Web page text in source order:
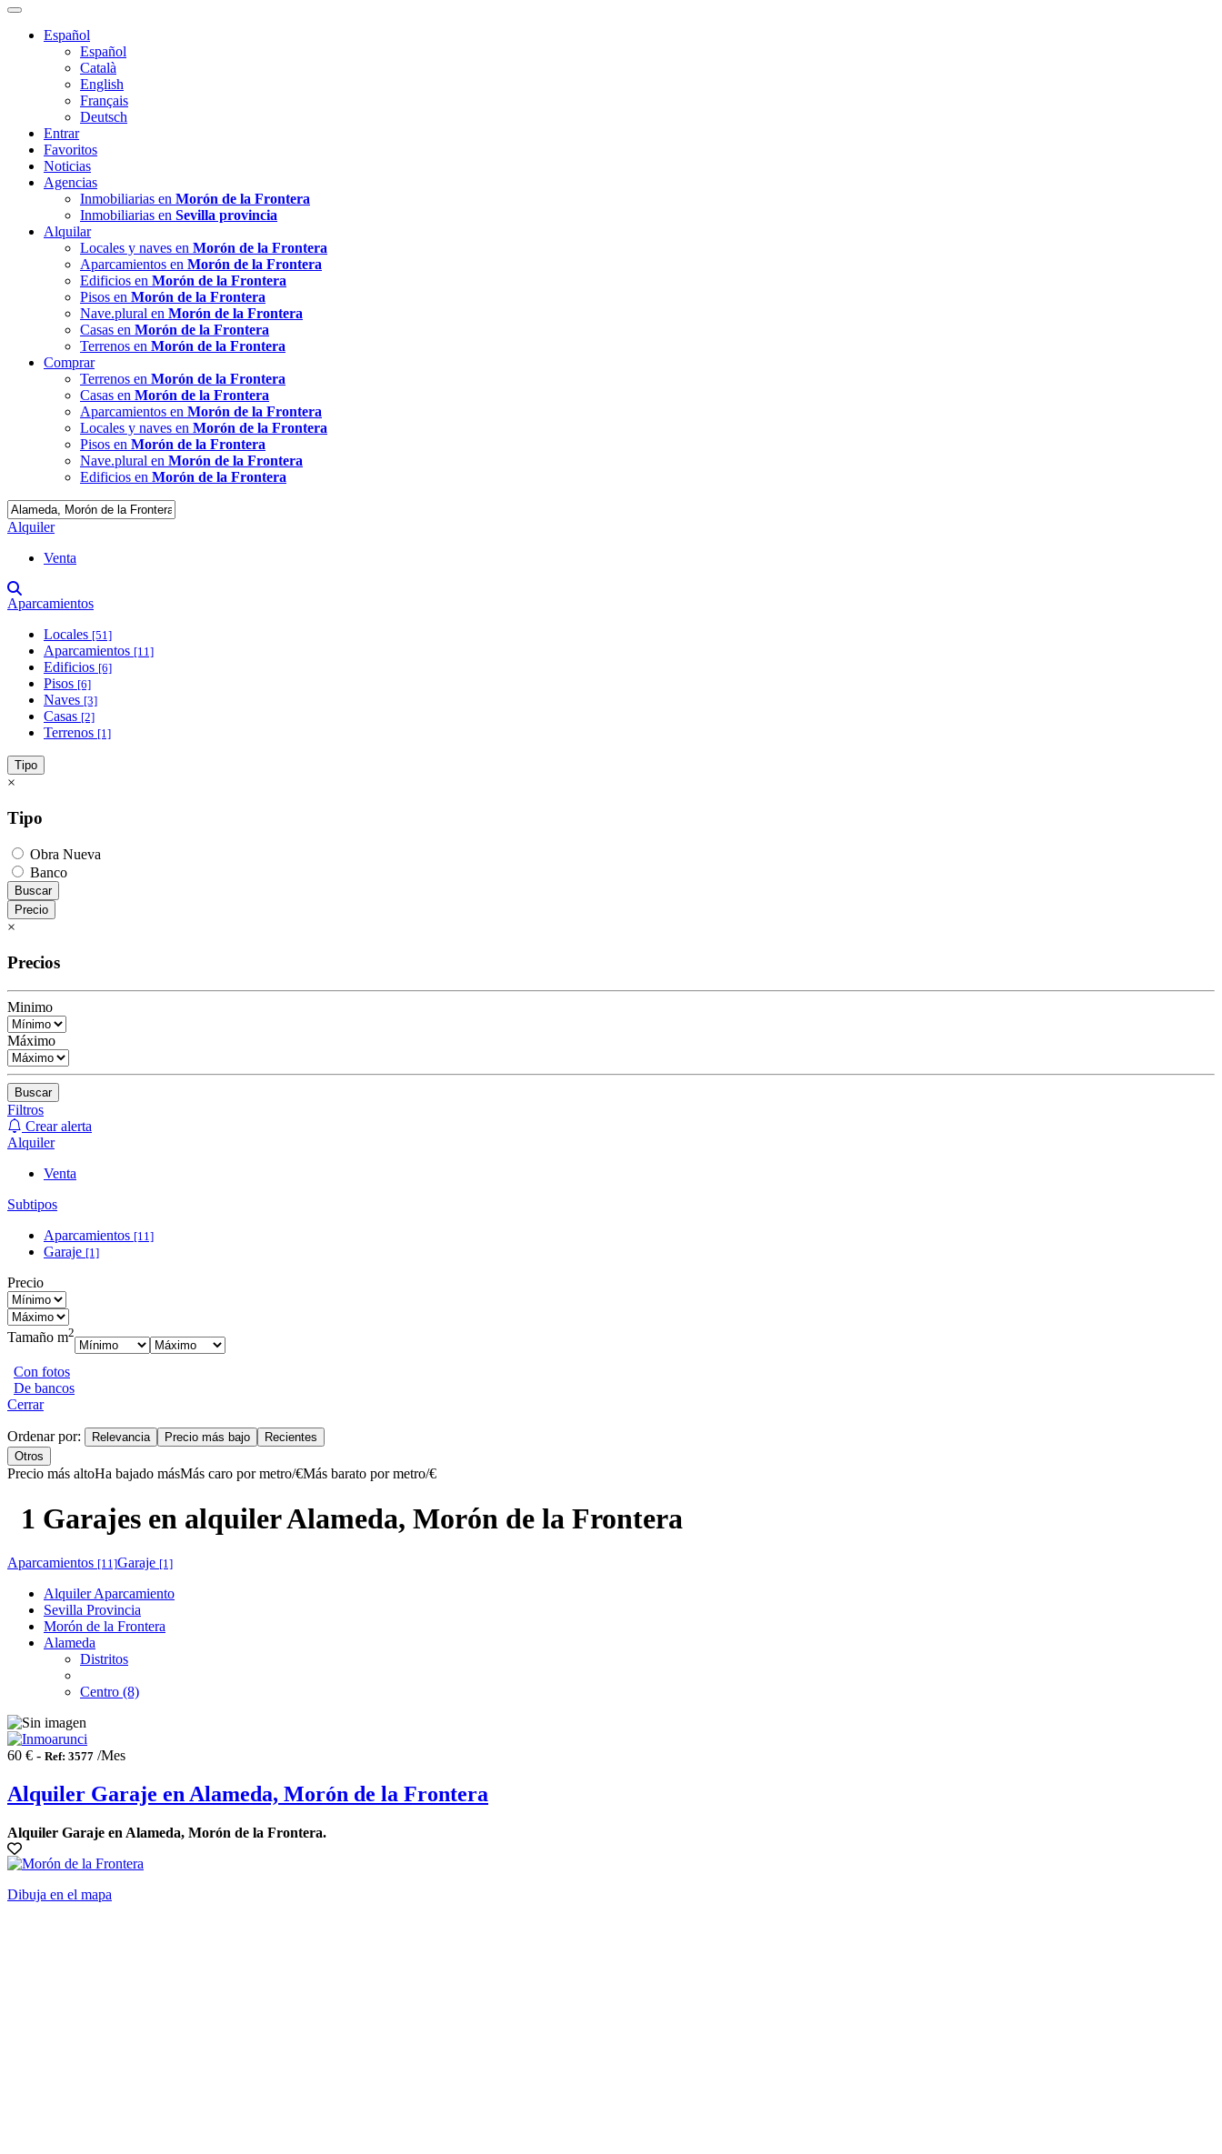
Español
Español
Català
English
Français
Deutsch
Entrar
Favoritos
Noticias
Agencias
Inmobiliarias en Morón de la Frontera
Inmobiliarias en Sevilla provincia
Alquilar
Locales y naves en Morón de la Frontera
Aparcamientos en Morón de la Frontera
Edificios en Morón de la Frontera
Pisos en Morón de la Frontera
Nave.plural en Morón de la Frontera
Casas en Morón de la Frontera
Terrenos en Morón de la Frontera
Comprar
Terrenos en Morón de la Frontera
Casas en Morón de la Frontera
Aparcamientos en Morón de la Frontera
Locales y naves en Morón de la Frontera
Pisos en Morón de la Frontera
Nave.plural en Morón de la Frontera
Edificios en Morón de la Frontera
Alquiler
Venta
Aparcamientos
Locales [51]
Aparcamientos [11]
Edificios [6]
Pisos [6]
Naves [3]
Casas [2]
Terrenos [1]
Tipo
×
Tipo
Obra Nueva
Banco
Buscar
Precio
×
Precios
Minimo
Máximo
Buscar
Filtros
Crear alerta
Alquiler
Venta
Subtipos
Aparcamientos [11]
Garaje [1]
Precio
Tamaño m2
Con fotos
De bancos
Cerrar
Ordenar por: Relevancia Precio más bajo
Recientes
Otros
Precio más altoHa bajado másMás caro por metro/€Más barato por metro/€
1 Garajes en alquiler Alameda, Morón de la Frontera
Aparcamientos [11]Garaje [1]
Alquiler Aparcamiento
Sevilla Provincia
Morón de la Frontera
Alameda
Distritos
Centro (8)
60 € - Ref: 3577 /Mes
Alquiler Garaje en Alameda, Morón de la Frontera
Alquiler Garaje en Alameda, Morón de la Frontera.
Dibuja en el mapa